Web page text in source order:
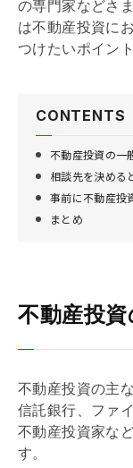
の専門家などさ
は不動産投資に
つけたいポイン
CONTENTS
不動産投資の一
相談先を決める
事前に不動産投
まとめ
不動産投
不動産投資の主
信託銀行、ファ
不動産投資家な
す。